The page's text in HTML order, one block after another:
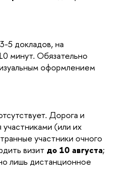
5 докладов, на
минут. Обязательно
оформлением
Дорога и
(или их
участники очного
визит до 10 августа;
лишь дистанционное